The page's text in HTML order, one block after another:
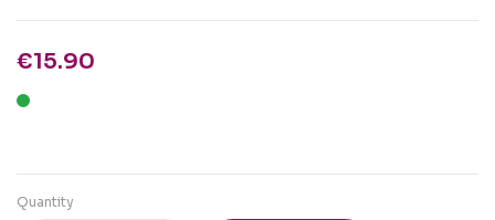
€15.90
Quantity